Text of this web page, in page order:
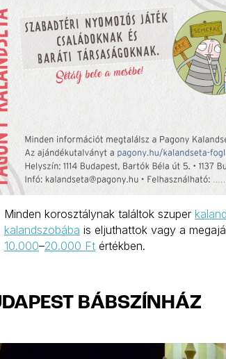
Minden korosztálynak találtok szuper
kalandszobába is eljuthattok vagy a
10.000–20.000 Ft értékben.
BÁBSZÍNHÁZ